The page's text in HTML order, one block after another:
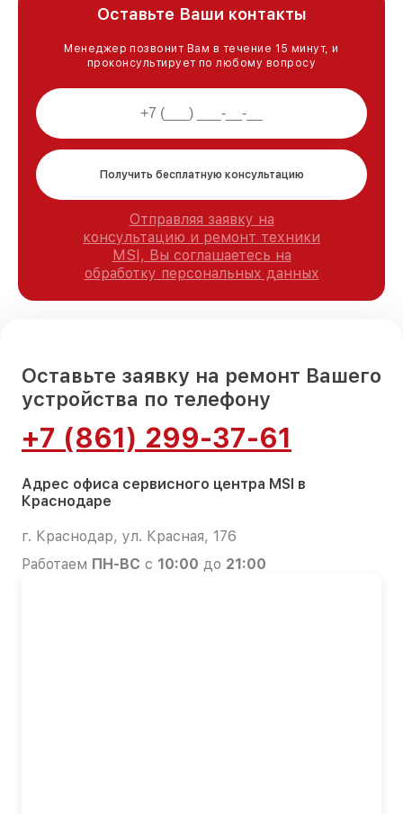
Оставьте Ваши контакты
Менеджер позвонит Вам в течение 15 минут, и
проконсультирует по любому вопросу
Получить бесплатную консультацию
Отправляя заявку на
консультацию и ремонт техники
MSI, Вы соглашаетесь на
обработку персональных данных
Оставьте заявку на ремонт Вашего
устройства по телефону
+7 (861) 299-37-61
Адрес офиса сервисного центра MSI в
Краснодаре
г. Краснодар, ул. Красная, 176
Работаем ПН-ВС с 10:00 до 21:00